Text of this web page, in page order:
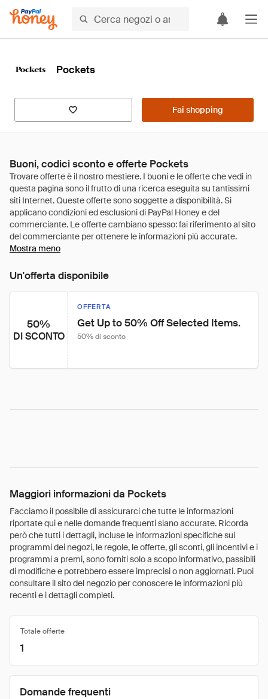
Pockets
Fai shopping
Buoni, codici sconto e offerte Pockets
Mostra meno
Un'offerta disponibile
50%
DI SCONTO
OFFERTA
Get Up to 50% Off Selected Items.
50% di sconto
Maggiori informazioni da Pockets
Facciamo il possibile di assicurarci che tutte le informazioni
riportate qui e nelle domande frequenti siano accurate. Ricorda
però che tutti i dettagli, incluse le informazioni specifiche sui
programmi dei negozi, le regole, le offerte, gli sconti, gli incentivi e i
programmi a premi, sono forniti solo a scopo informativo, passibili
di modifiche e potrebbero essere imprecisi o non aggiornati. Puoi
consultare il sito del negozio per conoscere le informazioni più
recenti e i dettagli completi.
Totale offerte
1
Domande frequenti